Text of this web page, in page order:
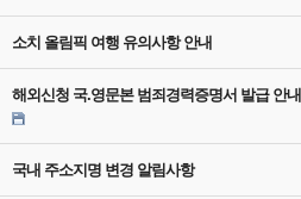
소치 올림픽 여행 유의사항 안내
해외신청 국.영문본 범죄경력증명서 발급 안내
국내 주소지명 변경 알림사항